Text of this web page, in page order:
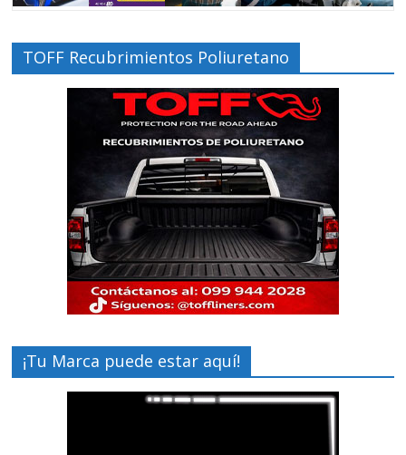
TOFF Recubrimientos Poliuretano
¡Tu Marca puede estar aquí!